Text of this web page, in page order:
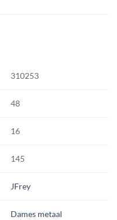
310253
48
16
145
JFrey
Dames metaal